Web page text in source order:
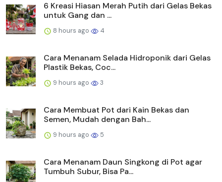
6 Kreasi Hiasan Merah Putih dari Gelas Bekas
untuk Gang dan ...
8 hours ago 4
Cara Menanam Selada Hidroponik dari Gelas
Plastik Bekas, Coc...
9 hours ago 3
Cara Membuat Pot dari Kain Bekas dan
Semen, Mudah dengan Bah...
9 hours ago 5
Cara Menanam Daun Singkong di Pot agar
Tumbuh Subur, Bisa Pa...